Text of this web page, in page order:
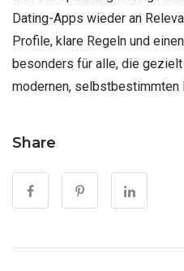
Dating-Apps wieder an
Profile, klare Regeln und
besonders für alle, die
modernen, selbstbestimmten
Share